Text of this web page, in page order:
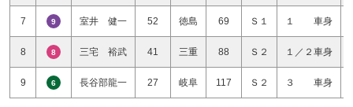
7 9 室井 健一 52 徳島 69 Ｓ１ １ 車身
8 8 三宅 裕武 41 三重 88 Ｓ２ １／２車身
9 6 長谷部龍一 27 岐阜 117 Ｓ２ ３ 車身